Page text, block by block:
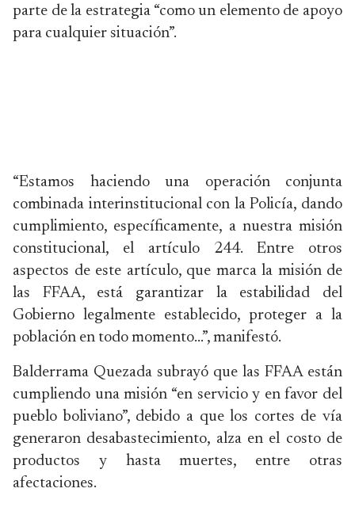
parte de la estrategia “como un elemento de apoyo
para cualquier situación”.
“Estamos haciendo una operación conjunta
combinada interinstitucional con la Policía, dando
cumplimiento, específicamente, a nuestra misión
constitucional, el artículo 244. Entre otros
aspectos de este artículo, que marca la misión de
las FFAA, está garantizar la estabilidad del
Gobierno legalmente establecido, proteger a la
población en todo momento…”, manifestó.
Balderrama Quezada subrayó que las FFAA están
cumpliendo una misión “en servicio y en favor del
pueblo boliviano”, debido a que los cortes de vía
generaron desabastecimiento, alza en el costo de
productos y hasta muertes, entre otras
afectaciones.